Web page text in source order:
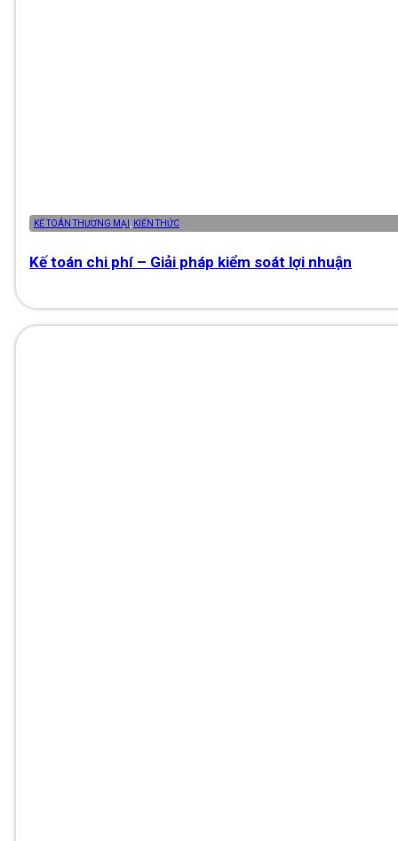
KẾ TOÁN THƯƠNG MẠI , KIẾN THỨC
Kế toán chi phí – Giải pháp kiểm soát lợi nhuận